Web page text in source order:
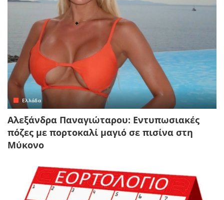
Ελλάδα
Αλεξάνδρα Παναγιώταρου: Εντυπωσιακές
πόζες με πορτοκαλί μαγιό σε πισίνα στη
Μύκονο